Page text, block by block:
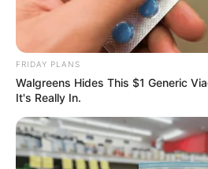
ΑΠΟΨΕΙΣ
FRIDAY PLANS
Walgreens Hides This $1 Generic
It's Really In.